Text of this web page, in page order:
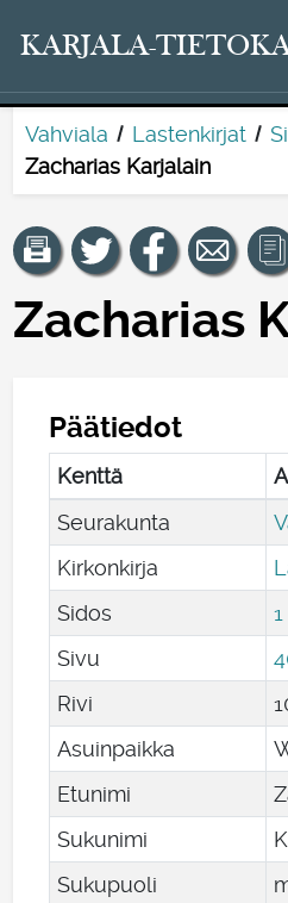
KARJALA-
Vahviala Lastenkirjat
Zacharias Karjalain
Zacharias
Päätiedot
Kenttä
Seurakunta
Kirkonkirja
Sidos
1
Sivu
Rivi
Asuinpaikka
Etunimi
Sukunimi
Sukupuoli